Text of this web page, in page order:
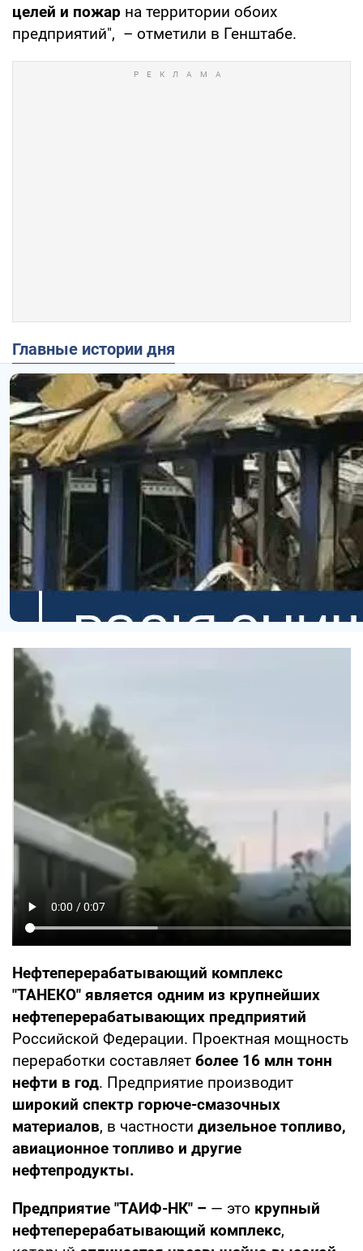
целей и пожар на территории обоих
предприятий", – отметили в Генштабе.
Главные истории дня
Нефтеперерабатывающий комплекс
"ТАНЕКО" является одним из крупнейших
нефтеперерабатывающих предприятий
Российской Федерации. Проектная мощность
переработки составляет более 16 млн тонн
нефти в год. Предприятие производит
широкий спектр горюче-смазочных
материалов, в частности дизельное топливо,
авиационное топливо и другие
нефтепродукты.
Предприятие "ТАИФ-НК" – — это крупный
нефтеперерабатывающий комплекс,